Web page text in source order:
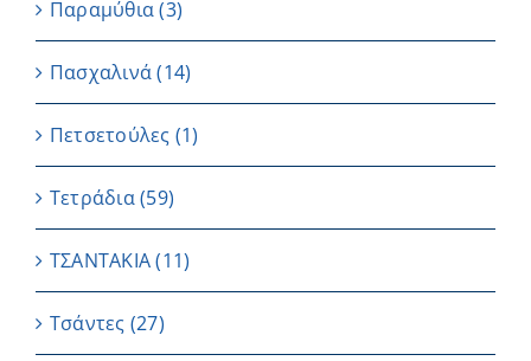
Παραμύθια (3)
Πασχαλινά (14)
Πετσετούλες (1)
Τετράδια(59)
ΤΣΑΝΤΑΚΙΑ (11)
Τσάντες (27)